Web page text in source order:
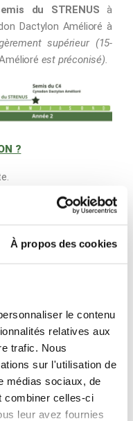
À propos des cookies
le contenu
relatives aux
trafic. Nous
sur l'utilisation de
médias sociaux, de
combiner celles-ci
leur avez fournies
du STRENUS
à
Dactylon Amélioré à
supérieur (15-
est préconisé).
?
la surface et enlever
zone à ensemencer.
mélange terreau + sable
contact graine-sol.
le sol humide
DACTYLON